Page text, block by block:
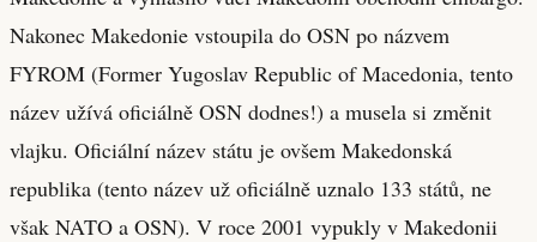
Nakonec Makedonie vstoupila do OSN po názvem
FYROM (Former Yugoslav Republic of Macedonia, tento
název užívá oficiálně OSN dodnes!) a musela si změnit
vlajku. Oficiální název státu je ovšem Makedonská
republika (tento název už oficiálně uznalo 133 států, ne
však NATO a OSN). V roce 2001 vypukly v Makedonii